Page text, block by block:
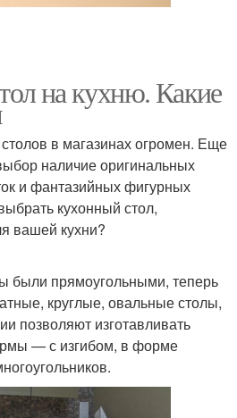
на кухню. Какие
в магазинах огромен. Еще
наличие оригинальных
и фантазийных фигурных
кухонный стол,
вашей кухни?
были прямоугольными, теперь
круглые, овальные столы,
позволяют изготавливать
— с изгибом, в форме